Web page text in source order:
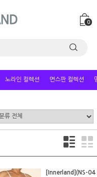
0
노라인 컬렉션 면스판 컬렉션
[Innerland](NS-04